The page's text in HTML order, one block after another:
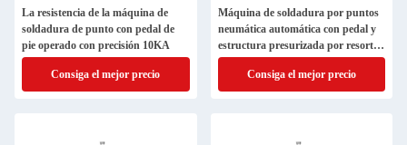
La resistencia de la máquina de
soldadura de punto con pedal de
pie operado con precisión 10KA
Consiga el mejor precio
Máquina de soldadura por puntos
neumática automática con pedal y
estructura presurizada por resorte
para malla de alambre de acero
inoxidableConsiga el mejor precio